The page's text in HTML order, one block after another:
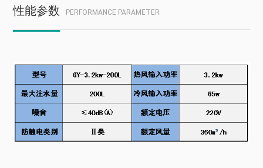
性能参数 PERFORMANCE PARAMETER